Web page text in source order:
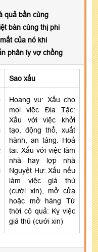
quả bần cùng
bàn cùng thị phi
của nó khi
phân ly vợ chồng
Sao xấu
Hoang vu: Xấu cho
mọi việc Địa Tặc:
Xấu với việc khởi
tạo, động thổ, xuất
hành, an táng. Hoả
tai: Xấu với việc làm
nhà hay lợp nhà
Nguyệt Hư: Xấu nếu
làm việc giá thú
(cưới xin), mở cửa
hoặc mở hàng Tứ
thời cô quả: Kỵ việc
giá thú (cưới xin)